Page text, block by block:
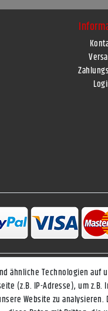
Impressum
ähnliche Technologien
(z.B. IP-Adresse), um
Website zu